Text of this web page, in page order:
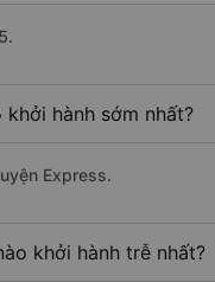
hành sớm nhất?
Express.
khởi hành trễ nhất?